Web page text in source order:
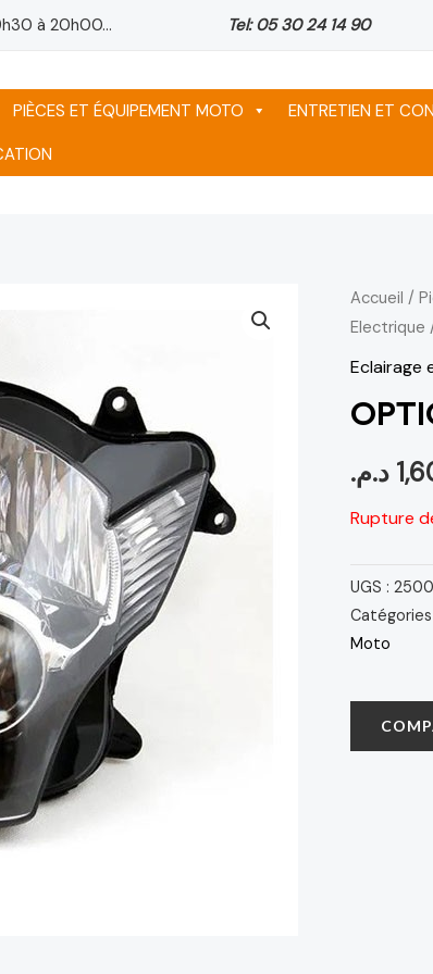
à 20h00... Tel: 05 30 24 14 90
PIÈCES ET ÉQUIPEMENT MOTO ENTRETIEN ET
Accueil /
Electrique
Eclairage
د.م.
Rupture
UGS :
Catégories
Moto